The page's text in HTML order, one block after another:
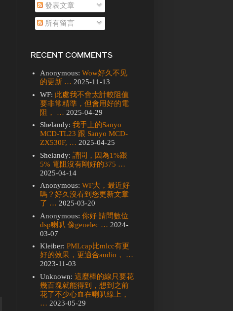
發表文章
所有留言
RECENT COMMENTS
Anonymous: Wow好久不见
的更新 … 2025-11-13
WF: 此處我不會太計較阻值
要非常精準，但會用好的電
阻， … 2025-04-29
Shelandy: 我手上的Sanyo
MCD-TL23 跟 Sanyo MCD-
ZX530F, … 2025-04-25
Shelandy: 請問，因為1%跟
5% 電阻沒有剛好的375 …
2025-04-14
Anonymous: WF大，最近好
嗎？好久沒看到您更新文章
了 … 2025-03-20
Anonymous: 你好 請問數位
dsp喇叭 像genelec … 2024-
03-07
Kleiber: PMLcap比mlcc有更
好的效果，更適合audio， …
2023-11-03
Unknown: 這麼棒的線只要花
幾百塊就能得到，想到之前
花了不少心血在喇叭線上，
… 2023-05-29